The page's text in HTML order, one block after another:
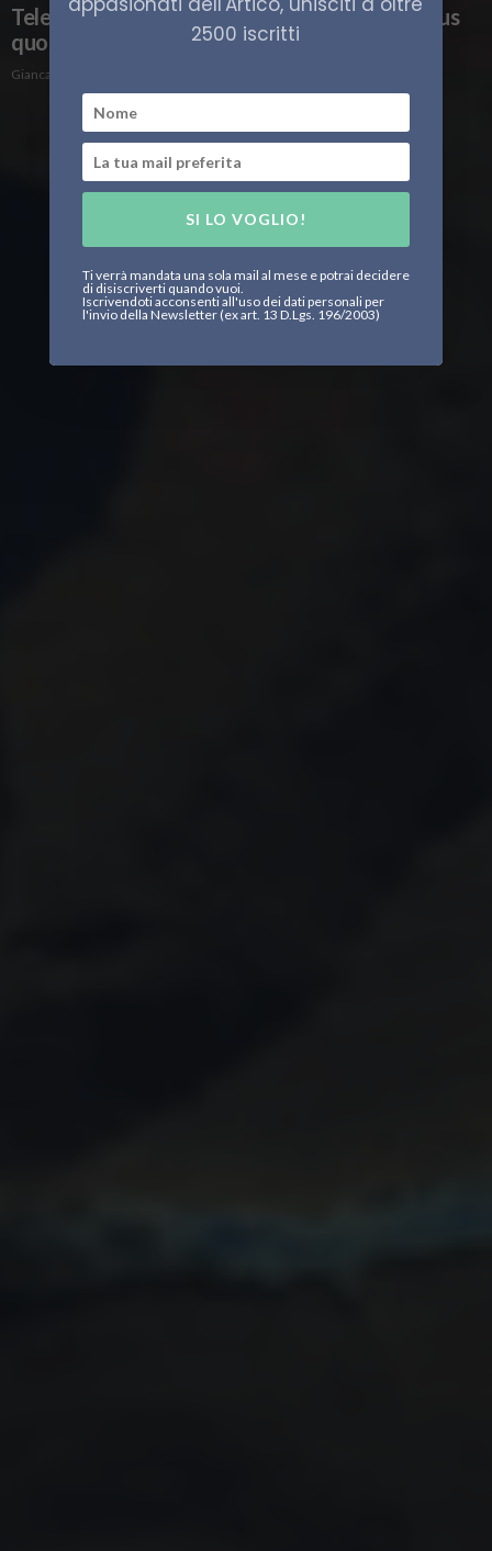
Telecomunicazioni satellitari nell’Artico, status
quo di una connessione
Giancarlo La Rocca
2500 iscritti
SI LO VOGLIO!
Ti verrà mandata una sola mail al mese e potrai decidere
di disiscriverti quando vuoi.
Iscrivendoti acconsenti all'uso dei dati personali per
l'invio della Newsletter (ex art. 13 D.Lgs. 196/2003)